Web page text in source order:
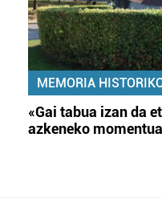
MEMORIA
«Gai tabua izan da
azkeneko